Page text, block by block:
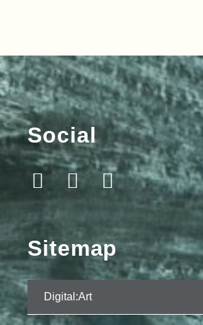
Social
Sitemap
Digital:Art